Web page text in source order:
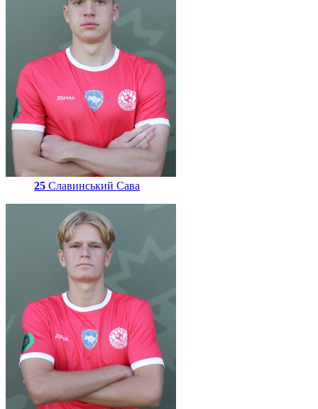
25 Славинський Сава